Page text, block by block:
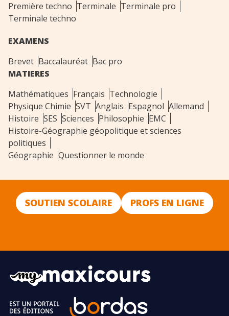
Première techno Terminale Terminale pro
Terminale techno
EXAMENS
Brevet Baccalauréat Bac pro
MATIERES
Mathématiques Français Technologie
Physique Chimie SVT Anglais Espagnol Allemand
Histoire SES Sciences Philosophie EMC
Histoire-Géographie géopolitique et sciences
politiques
Géographie Questionner le monde
SOUTIEN SCOLAIRE PROFS EN LIGNE